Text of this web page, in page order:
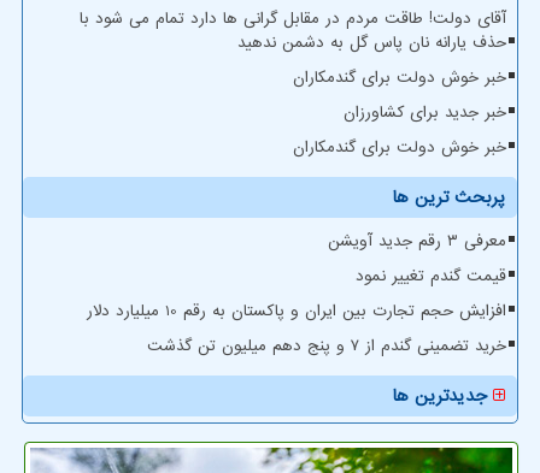
آقای دولت! طاقت مردم در مقابل گرانی ها دارد تمام می شود با
حذف یارانه نان پاس گل به دشمن ندهید
خبر خوش دولت برای گندمکاران
خبر جدید برای کشاورزان
خبر خوش دولت برای گندمکاران
پربحث ترین ها
معرفی ۳ رقم جدید آویشن
قیمت گندم تغییر نمود
افزایش حجم تجارت بین ایران و پاکستان به رقم 10 میلیارد دلار
خرید تضمینی گندم از ۷ و پنج دهم میلیون تن گذشت
جدیدترین ها